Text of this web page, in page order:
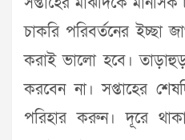
চাকরি পরিবর্তনের ইচ্ছা
করাই ভালো হবে।
করবেন না। সপ্তাহের
পরিহার করুন। দূরে